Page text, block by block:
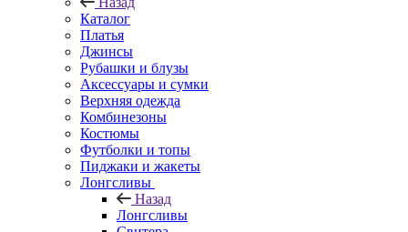
Каталог
Платья
Джинсы
Рубашки и блузы
Аксессуары и сумки
Верхняя одежда
Комбинезоны
Костюмы
Футболки и топы
Пиджаки и жакеты
Лонгсливы
Назад
Лонгсливы